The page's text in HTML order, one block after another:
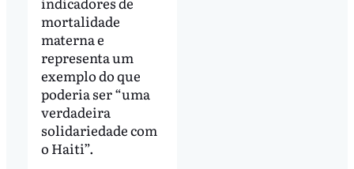
mortalidade
materna e
representa um
exemplo do que
poderia ser “uma
verdadeira
solidariedade com
o Haiti”.